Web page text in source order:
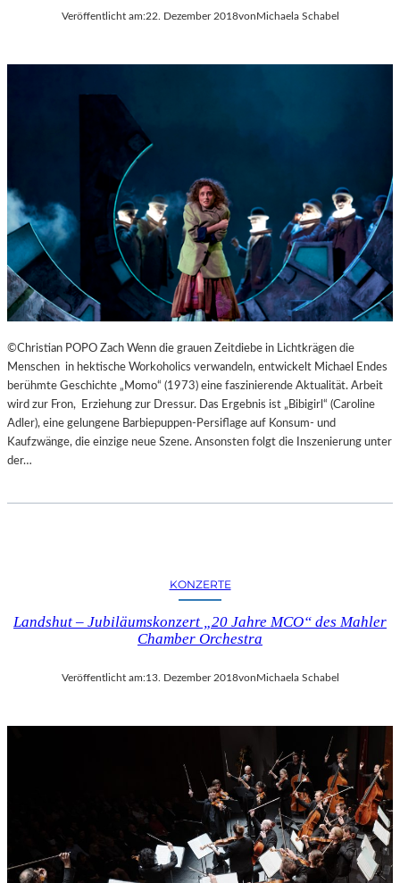
Veröffentlicht am:22. Dezember 2018von Michaela Schabel
©Christian POPO Zach Wenn die grauen Zeitdiebe in Lichtkrägen die
Menschen in hektische Workoholics verwandeln, entwickelt Michael Endes
berühmte Geschichte „Momo“ (1973) eine faszinierende Aktualität. Arbeit
wird zur Fron, Erziehung zur Dressur. Das Ergebnis ist „Bibigirl“ (Caroline
Adler), eine gelungene Barbiepuppen-Persiflage auf Konsum- und
Kaufzwänge, die einzige neue Szene. Ansonsten folgt die Inszenierung unter
der…
KONZERTE
Landshut – Jubiläumskonzert „20 Jahre MCO“ des Mahler
Chamber Orchestra
Veröffentlicht am:13. Dezember 2018von Michaela Schabel